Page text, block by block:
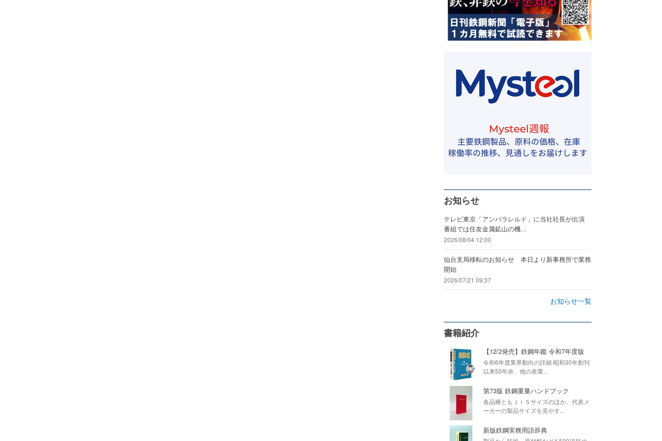
お知らせ
テレビ東京「アンパラレルド」に当社社長が出演
番組では住友金属鉱山の機...
2026/08/04 12:00
仙台支局移転のお知らせ 本日より新事務所で業務
開始
2026/07/21 09:37
お知らせ一覧
書籍紹介
【12/2発売】鉄鋼年鑑 令和7年度版
令和6年度業界動向の詳細 昭和30年創刊
以来50年余、他の産業...
第73版 鉄鋼重量ハンドブック
各品種ともＪＩＳサイズのほか、代表メ
ーカーの製品サイズを見やす...
新版鉄鋼実務用語辞典